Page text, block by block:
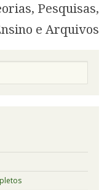
Pesquisas,
e Arquivos